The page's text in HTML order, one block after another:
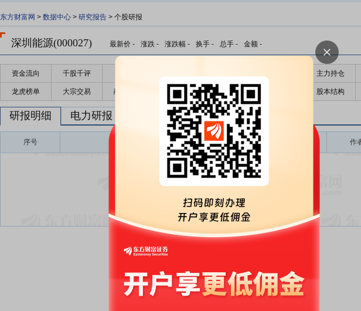
东方财富网 > 数据中心 > 研究报告 > 个股研报
深圳能源(000027) 最新价 - 涨跌 - 涨跌幅 - 换手 - 总手 - 金额 -
资金流向 千股千评 主力持仓
龙虎榜单 大宗交易 融资融券 高管持股 股东大会 股本结构
研报明细 电力研报 电力盈利预测
序号
东财
评级
作